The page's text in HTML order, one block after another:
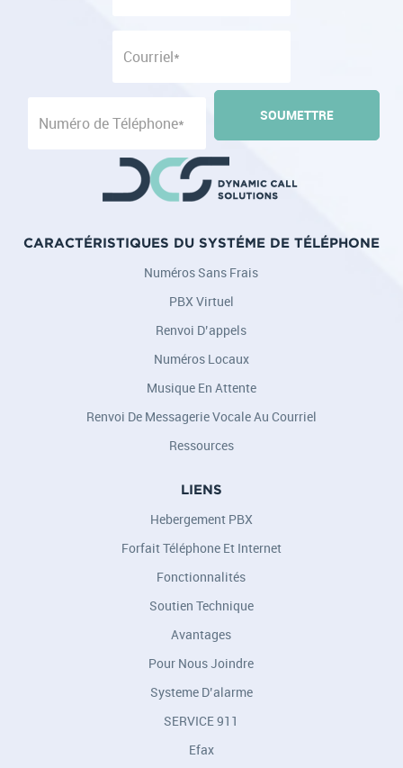
CARACTÉRISTIQUES DU SYSTÉME DE TÉLÉPHONE
Numéros Sans Frais
PBX Virtuel
Renvoi D’appels
Numéros Locaux
Musique En Attente
Renvoi De Messagerie Vocale Au Courriel
Ressources
LIENS
Hebergement PBX
Forfait Téléphone Et Internet
Fonctionnalités
Soutien Technique
Avantages
Pour Nous Joindre
Systeme D’alarme
SERVICE 911
Efax